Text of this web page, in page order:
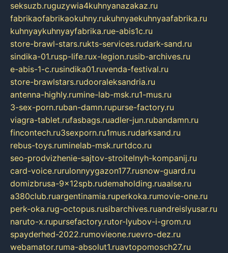
seksuzb.ruguzywia4kuhnyanazakaz.ru
fabrikaofabrikaokuhny.rukuhnyaekuhnyaafabrika.ru
kuhnyaykuhnyayfabrika.rue-abis1c.ru
store-brawl-stars.rukts-services.rudark-sand.ru
sindika-01.rusp-life.rux-legion.rusib-archives.ru
e-abis-1-c.rusindika01.ruvenda-festival.ru
store-brawlstars.rudooraleksandria.ru
antenna-highly.rumine-lab-msk.ru1-mus.ru
3-sex-porn.ruban-damn.rupurse-factory.ru
viagra-tablet.rufasbags.ruadler-jun.rubandamn.ru
fincontech.ru3sexporn.ru1mus.rudarksand.ru
rebus-toys.ruminelab-msk.rurtdco.ru
seo-prodvizhenie-sajtov-stroitelnyh-kompanij.ru
card-voice.rurulonnyygazon177.rusnow-guard.ru
domizbrusa-9x12spb.rudemaholding.ruaalse.ru
a380club.ruargentinamia.ruperkoka.rumovie-one.ru
perk-oka.rug-octopus.rusibarchives.ruandreislyusar.ru
naruto-x.rupursefactory.rutor-lyubov-i-grom.ru
spayderhed-2022.rumovieone.ruevro-dez.ru
webamator.ruma-absolut1.ruavtopomosch27.ru